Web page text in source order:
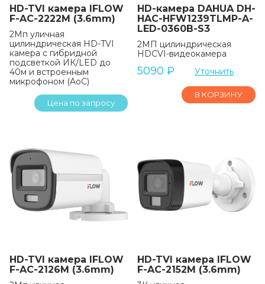
HD-TVI камера IFLOW
F-AC-2222M (3.6mm)
2Мп уличная
цилиндрическая HD-TVI
камера с гибридной
подсветкой ИК/LED до
40м и встроенным
микрофоном (AoC)
Цена по запросу
HD-камера DAHUA DH-
HAC-HFW1239TLMP-A-
LED-0360B-S3
2МП цилиндрическая
HDCVI-видеокамера
5090 ₽ Уточнить
В КОРЗИНУ
HD-TVI камера IFLOW
F-AC-2126M (3.6mm)
HD-TVI камера IFLOW
F-AC-2152M (3.6mm)